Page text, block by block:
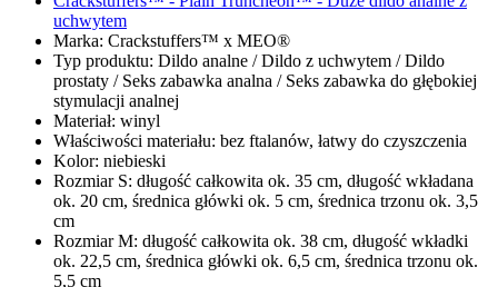
uchwytem
Marka: Crackstuffers™ x MEO®
Typ produktu: Dildo analne / Dildo z uchwytem / Dildo
prostaty / Seks zabawka analna / Seks zabawka do głębokiej
stymulacji analnej
Materiał: winyl
Właściwości materiału: bez ftalanów, łatwy do czyszczenia
Kolor: niebieski
Rozmiar S: długość całkowita ok. 35 cm, długość wkładana
ok. 20 cm, średnica główki ok. 5 cm, średnica trzonu ok. 3,5
cm
Rozmiar M: długość całkowita ok. 38 cm, długość wkładki
ok. 22,5 cm, średnica główki ok. 6,5 cm, średnica trzonu ok.
5,5 cm